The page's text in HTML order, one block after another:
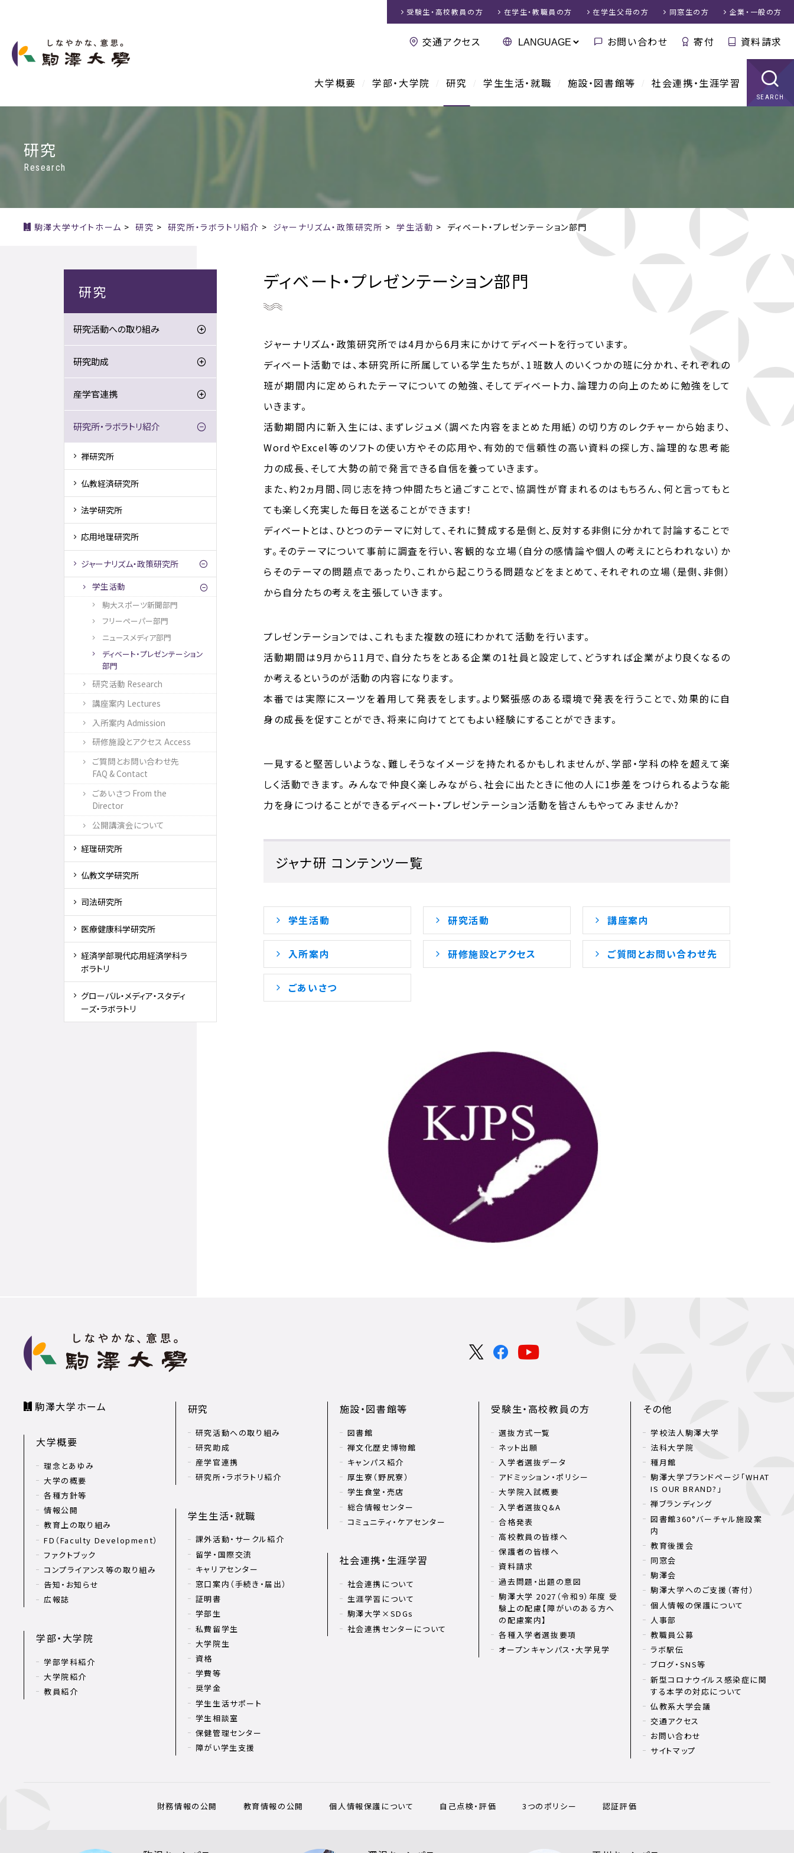
大学概要 学部・大学院 研究 学生生活・就職 施設・図書館等 社会連携・生涯学習
SEARCH
受験生・高校教員 の方 在学生・教職員 の方 在学生父母の方 同窓生の方 企業・一般の方
交通アクセス お問い合わせ 寄付 資料請求
研究
Research
駒澤大学サイトホーム >研究 > 研究所・ラボラトリ紹介 > ジャーナリズム・政策研究所 >学生活動 > ディベート・プレゼンテーション部門
ディベート・プレゼンテーション部門
ジャーナリズム・政策研究所では4月から6月末にかけてディベートを行っています。
ディベート活動では、本研究所に所属している学生たちが、1班数人のいくつかの班に分かれ、それぞれの
班が期間内に定められたテーマについての勉強、そしてディベート力、論理力の向上のために勉強をして
いきます。
活動期間内に新入生には、まずレジュメ（調べた内容をまとめた用紙）の切り方のレクチャーから始まり、
WordやExcel等のソフトの使い方やその応用や、有効的で信頼性の高い資料の探し方、論理的な思考能
力の成長、そして大勢の前で発言できる自信を養っていきます。
また、約2ヵ月間、同じ志を持つ仲間たちと過ごすことで、協調性が育まれるのはもちろん、何と言ってもと
ても楽しく充実した毎日を送ることができます!
ディベートとは、ひとつのテーマに対して、それに賛成する是側と、反対する非側に分かれて討論することで
す。そのテーマについて事前に調査を行い、客観的な立場（自分の感情論や個人の考えにとらわれない）か
らそのテーマの問題点であったり、これから起こりうる問題などをまとめて、それぞれの立場（是側、非側）
から自分たちの考えを主張していきます。
プレゼンテーションでは、これもまた複数の班にわかれて活動を行います。
活動期間は9月から11月で、自分たちをとある企業の1社員と設定して、どうすれば企業がより良くなるの
か考えるというのが活動の内容になります。
本番では実際にスーツを着用して発表をします。より緊張感のある環境で発表を行うことで、効果的に自
身の成長を促すことができ、将来に向けてとてもよい経験にすることができます。
一見すると堅苦しいような、難しそうなイメージを持たれるかもしれませんが、学部・学科の枠を超えて楽
しく活動できます。 みんなで仲良く楽しみながら、社会に出たときに他の人に1歩差をつけられるような能
力を身につけることができるディベート・プレゼンテーション活動を皆さんもやってみませんか?
ジャナ研 コンテンツ一覧
学生活動 研究活動 講座案内
入所案内 研修施設とアクセス ご質問とお問い合わせ先
ごあいさつ
研究
研究活動への取り組み
研究助成
産学官連携
研究所・ラボラトリ紹介
禅研究所
仏教経済研究所
法学研究所
応用地理研究所
ジャーナリズム・政策研究所
学生活動
駒大スポーツ新聞部門
フリーペーパー部門
ニュースメディア部門
ディベート・プレゼンテーション
部門
研究活動 Research
講座案内 Lectures
入所案内 Admission
研修施設とアクセス Access
ご質問とお問い合わせ先
FAQ & Contact
ごあいさつ From the
Director
公開講演会について
経理研究所
仏教文学研究所
司法研究所
医療健康科学研究所
経済学部現代応用経済学科ラ
ボラトリ
グローバル・メディア・スタディ
ーズ・ラボラトリ
駒澤大学ホーム
大学概要
理念とあゆみ
大学の概要
各種方針等
情報公開
教育上の取り組み
FD（Faculty Development）
ファクトブック
コンプライアンス等の取り組み
告知・お知らせ
広報誌
学部・大学院
学部学科紹介
大学院紹介
教員紹介
研究
研究活動への取り組み
研究助成
産学官連携
研究所・ラボラトリ紹介
学生生活・就職
課外活動・サークル紹介
留学・国際交流
キャリアセンター
窓口案内（手続き・届出）
証明書
学部生
私費留学生
大学院生
資格
学費等
奨学金
学生生活サポート
学生相談室
保健管理センター
障がい学生支援
施設・図書館等
図書館
禅文化歴史博物館
キャンパス紹介
厚生寮（野尻寮）
学生食堂・売店
総合情報センター
コミュニティ・ケアセンター
社会連携・生涯学習
社会連携について
生涯学習について
駒澤大学×SDGs
社会連携センターについて
受験生・高校教員の方
選抜方式一覧
ネット出願
入学者選抜データ
アドミッション・ポリシー
大学院入試概要
入学者選抜Q&A
合格発表
高校教員の皆様へ
保護者の皆様へ
資料請求
過去問題・出題の意図
駒澤大学 2027（令和9）年度 受
験上の配慮【障がいのある方へ
の配慮案内】
各種入学者選抜要項
オープンキャンパス・大学見学
その他
学校法人駒澤大学
法科大学院
種月館
駒澤大学ブランドページ「WHAT
IS OUR BRAND?」
禅ブランディング
図書館360°バーチャル施設案
内
教育後援会
同窓会
駒澤会
駒澤大学へのご支援（寄付）
個人情報の保護について
人事部
教職員公募
ラボ駅伝
ブログ・SNS等
新型コロナウイルス感染症に関
する本学の対応について
仏教系大学会議
交通アクセス
お問い合わせ
サイトマップ
財務情報の公開 教育情報の公開 個人情報保護について 自己点検・評価 3つのポリシー 認証評価